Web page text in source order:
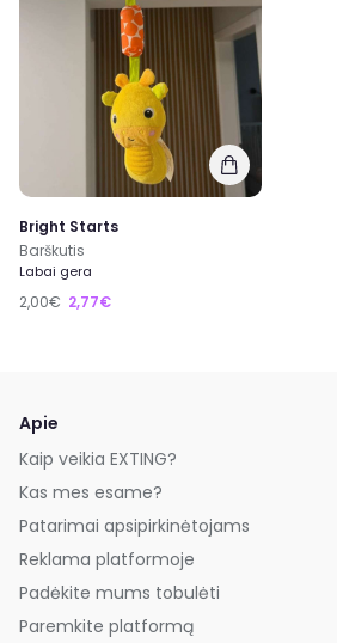
Bright Starts
Barškutis
Labai gera
2,00€ 2,77€
Apie
Kaip veikia EXTING?
Kas mes esame?
Patarimai apsipirkinėtojams
Reklama platformoje
Padėkite mums tobulėti
Paremkite platformą